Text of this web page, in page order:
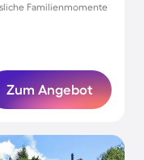
Familienmomente
Zum Angebot